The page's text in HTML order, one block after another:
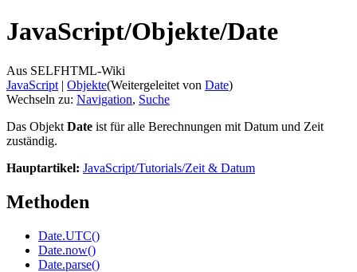
JavaScript/Objekte/Date
Aus SELFHTML-Wiki
JavaScript ‎ | Objekte(Weitergeleitet von Date)
Wechseln zu: Navigation, Suche
Das Objekt Date ist für alle Berechnungen mit Datum und Zeit
zuständig.
Hauptartikel: JavaScript/Tutorials/Zeit & Datum
Methoden
Date.UTC()
Date.now()
Date.parse()